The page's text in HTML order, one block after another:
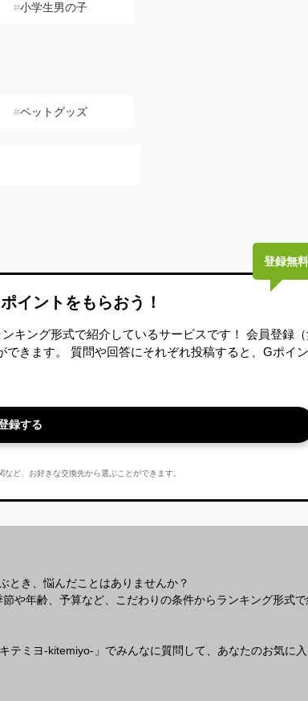
小学生男の子
ペットグッズ
登録無料
ポイントをもらおう！
キング形式で紹介しているサービスです！ 会員登録
きます。 質問や回答にそれぞれ投稿すると、Gポイ
録する
ど、お好きな交換先から選ぶことができます。
とき、悩んだことはありませんか？
や年齢、予算など、こだわりの条件からランキング形式で
テミヨ-kitemiyo-」でみんなに質問して、あなたのお気に